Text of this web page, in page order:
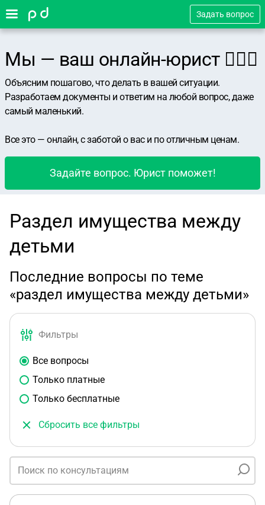
Задать вопрос
Мы — ваш онлайн-юрист 👨🏻‍⚖️
Объясним пошагово, что делать в вашей ситуации.
Разработаем документы и ответим на любой вопрос, даже
самый маленький.
Все это — онлайн, с заботой о вас и по отличным ценам.
Задайте вопрос. Юрист поможет!
Раздел имущества между
детьми
Последние вопросы по теме
«раздел имущества между детьми»
Фильтры
Все вопросы
Только платные
Только бесплатные
Сбросить все фильтры